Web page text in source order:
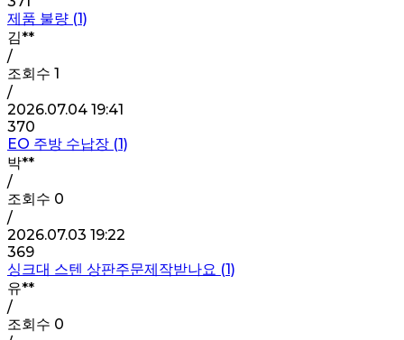
제품 불량 (1)
김**
/
조회수 1
/
2026.07.04 19:41
370
EO 주방 수납장 (1)
박**
/
조회수 0
/
2026.07.03 19:22
369
싱크대 스텐 상판주문제작받나요 (1)
유**
/
조회수 0